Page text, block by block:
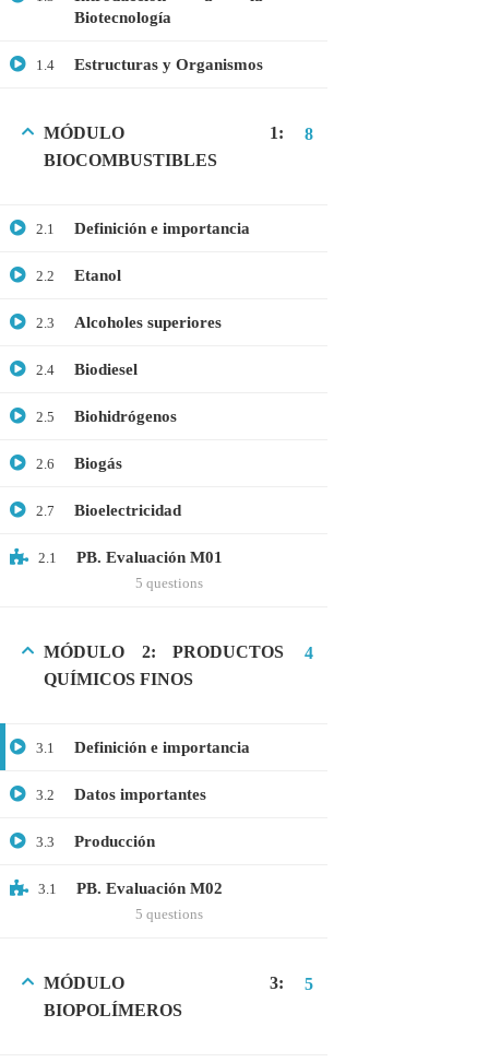
Biotecnología
1.4 Estructuras y Organismos
MÓDULO 1:
BIOCOMBUSTIBLES
8
2.1 Definición e importancia
2.2 Etanol
2.3 Alcoholes superiores
2.4 Biodiesel
2.5 Biohidrógenos
2.6 Biogás
2.7 Bioelectricidad
2.1 PB. Evaluación M01
5 questions
MÓDULO 2: PRODUCTOS
QUÍMICOS FINOS
4
3.1 Definición e importancia
3.2 Datos importantes
3.3 Producción
3.1 PB. Evaluación M02
5 questions
MÓDULO 3:
BIOPOLÍMEROS
5
GRATIS
MEDICINA
PROTEÓMICA
$25.00
Webinar: Introducción a la Ingeniería
+51901763623
info@cognitaconecta.com